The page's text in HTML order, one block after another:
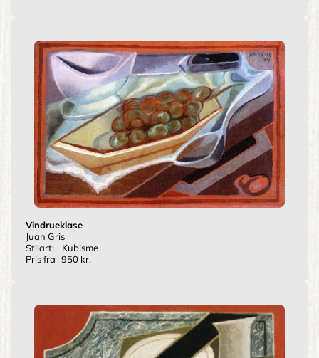
Vindrueklase
Juan Gris
Stilart:
Kubisme
Pris fra 950 kr.